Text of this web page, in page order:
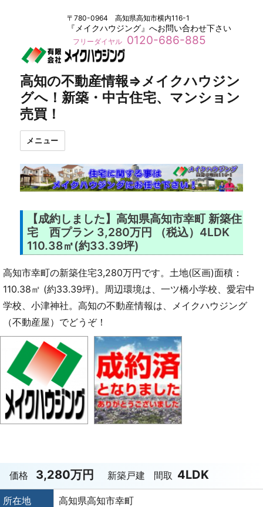
〒780-0964 高知県高知市横内116-1
『メイクハウジング』へお問い合わせ下さい
フリーダイヤル 0120-686-885
高知の不動産情報⇒メイクハウジン
グへ！新築・中古住宅、マンション
売買！
メニュー
【成約しました】高知県高知市幸町 新築住
宅 西プラン 3,280万円 （税込）4LDK
110.38㎡(約33.39坪)
高知市幸町の新築住宅3,280万円です。土地(区画)面積：
110.38㎡ (約33.39坪)。周辺環境は、一ツ橋小学校、愛宕中
学校、小津神社。高知の不動産情報は、メイクハウジング
（不動産屋）でどうぞ！
価格 3,280万円 新築戸建 間取 4LDK
所在地
高知県高知市幸町